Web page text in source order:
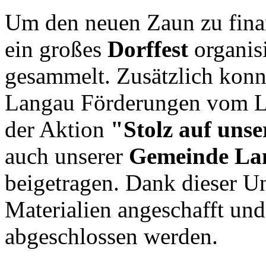
Um den neuen Zaun zu
ein großes Dorffest
gesammelt. Zusätzlich
Langau Förderungen vom
der Aktion "Stolz auf
auch unserer Gemeinde
beigetragen. Dank dieser
Materialien angeschafft
abgeschlossen werden.